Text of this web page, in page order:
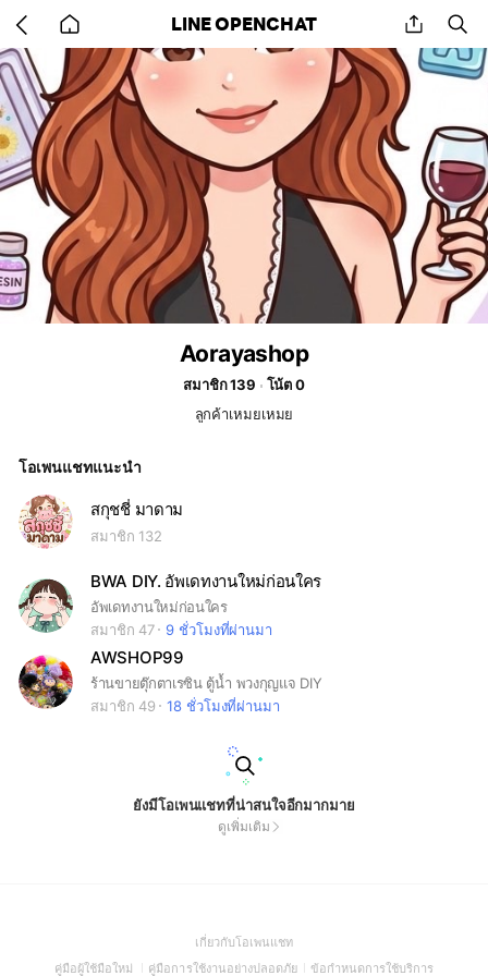
back
to
home
LINE OPENCHAT share
Aorayashop
สมาชิก 139
โน้ต 0
ลูกค้าเหมยเหมย
โอเพนแชทแนะนำ
สกุชชี่ มาดาม
สมาชิก 132
BWA DIY. อัพเดทงานใหม่ก่อนใคร
อัพเดทงานใหม่ก่อนใคร
สมาชิก 47
9 ชั่วโมงที่ผ่านมา
AWSHOP99
ร้านขายตุ๊กตาเรซิน ตู้น้ำ พวงกุญแจ DIY
สมาชิก 49
18 ชั่วโมงที่ผ่านมา
ยังมีโอเพนแชทที่น่าสนใจอีกมากมาย
ดูเพิ่มเติม
เกี่ยวกับโอเพนแชท(Open
in
คู่มือผู้ใช้มือใหม่ (Open
คู่มือการใช้งานอย่างปลอดภัย(Open
ข้อกำหนดการใช้บริการ(Open